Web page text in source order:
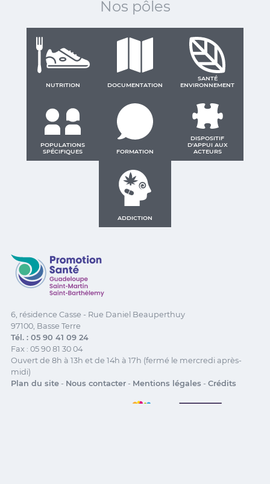
13e Congrès Addictions et sciences : Mieux
Séminaire professionnel «CPOM : Entre crainte et
impatience »
Nos pôles
DOCUMENTATION
SPÉCIFIQUES
Promotion Santé Guadeloupe, Saint-Martin, Saint